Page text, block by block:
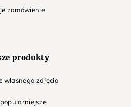
zamówienie
produkty
własnego zdjęcia